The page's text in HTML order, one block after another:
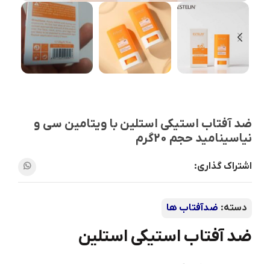
ضد آفتاب استیکی استلین با ویتامین سی و
نیاسینامید حجم 20گرم
اشتراک گذاری:
دسته: ضدآفتاب ها
ضد آفتاب استیکی استلین